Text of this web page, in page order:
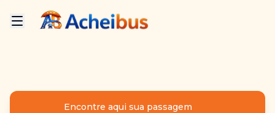
Encontre aqui sua passagem